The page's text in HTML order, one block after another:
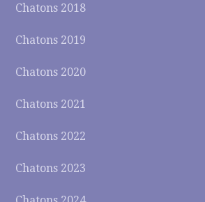
Chatons 2018
Chatons 2019
Chatons 2020
Chatons 2021
Chatons 2022
Chatons 2023